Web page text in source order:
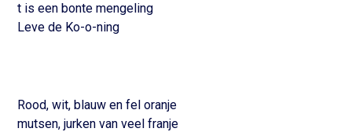
t is een bonte mengeling
Leve de Ko-o-ning
Rood, wit, blauw en fel oranje
mutsen, jurken van veel franje